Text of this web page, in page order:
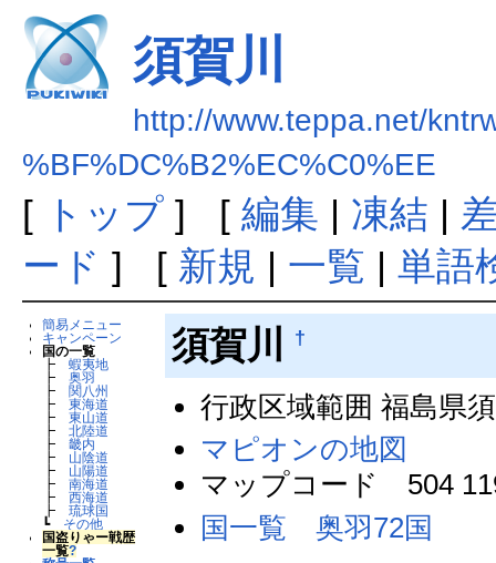
須賀川
http://www.teppa.net/
%BF%DC%B2%EC%C0%EE
[ トップ] [ 編集 | 凍結 |
ード ] [ 新規 | 一覧 | 単語
簡易メニュー
キャンペーン
国の一覧
┣蝦夷地
┣奥羽
┣ 関八州
┣東海道
┣東山道
┣北陸道
┣畿内
┣ 山陰道
┣ 山陽道
┣南海道
┣西海道
┣琉球国
┗ その他
国盗りゃー戦歴
一覧?
須賀川 †
行政区域範囲 福島県
マピオンの地図
マップコード 504
国一覧 奥羽72国